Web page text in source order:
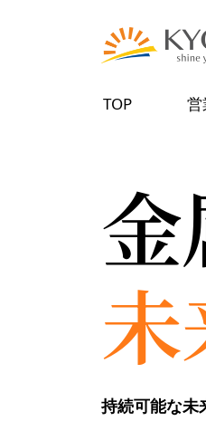
TOP 営
持続可能な未